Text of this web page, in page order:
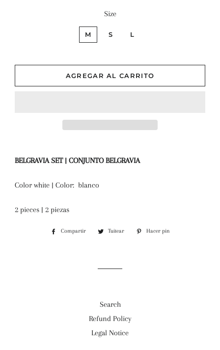
Size
M S L
AGREGAR AL CARRITO
BELGRAVIA SET | CONJUNTO BELGRAVIA
Color white | Color: blanco
2 pieces | 2 piezas
Compartir
CompartirTuitear
Tuitear
Hacer pin
Search
Refund Policy
Legal Notice